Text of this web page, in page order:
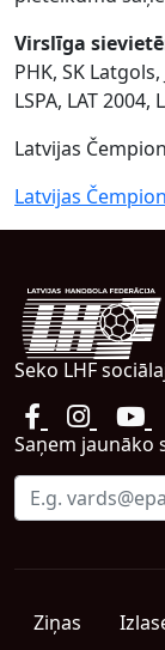
Virslīga
PHK, SK Latgols,
LSPA, LAT 2004,
Latvijas
Latvijas
Seko LHF
Saņem jaunāko
Ziņas